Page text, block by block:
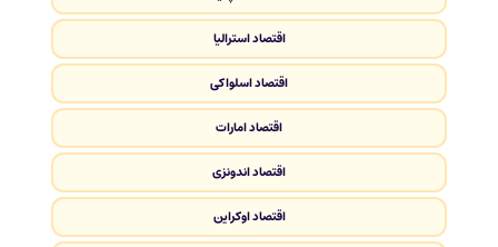
اقتصاد استرالیا
اقتصاد اسلواکی
اقتصاد امارات
اقتصاد اندونزی
اقتصاد اوکراین